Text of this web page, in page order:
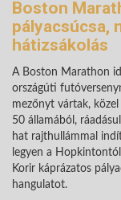
Boston
pályacsúcsa,
hátizsákolás
A Boston Marathon
országúti
mezőnyt vártak,
50 államából,
hat rajthullámmal
legyen a
Korir káprázatos
hangulatot.